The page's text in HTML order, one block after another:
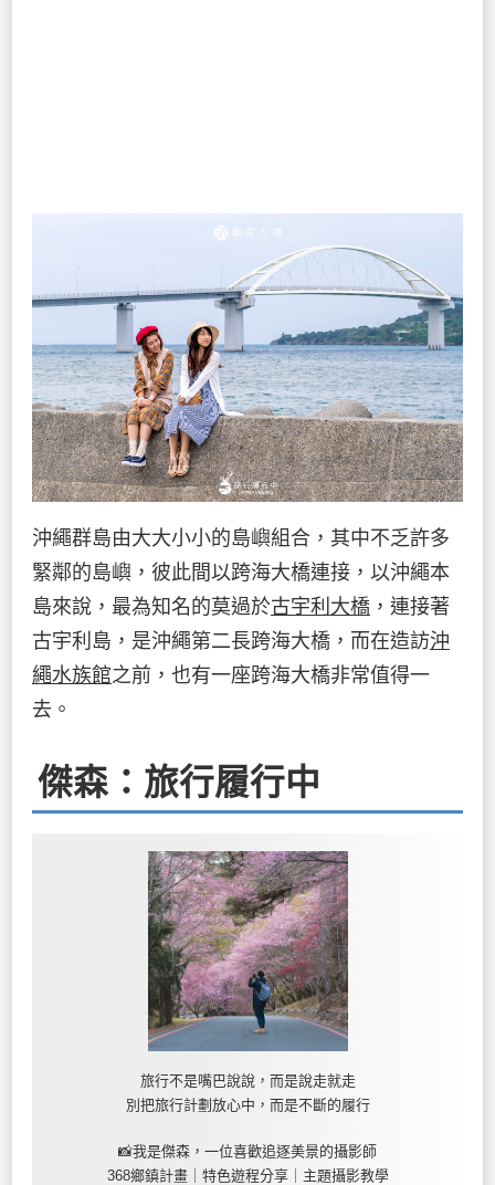
沖繩群島由大大小小的島嶼組合，其中不乏許多
緊鄰的島嶼，彼此間以跨海大橋連接，以沖繩本
島來說，最為知名的莫過於古宇利大橋 ，連接著
古宇利島，是沖繩第二長跨海大橋，而在造訪沖
繩水族館之前，也有一座跨海大橋非常值得一
去。
傑森：旅行履行中
旅行不是嘴巴說說，而是說走就走
別把旅行計劃放心中，而是不斷的履行
📸我是傑森，一位喜歡追逐美景的攝影師
368鄉鎮計畫｜特色遊程分享｜主題攝影教學